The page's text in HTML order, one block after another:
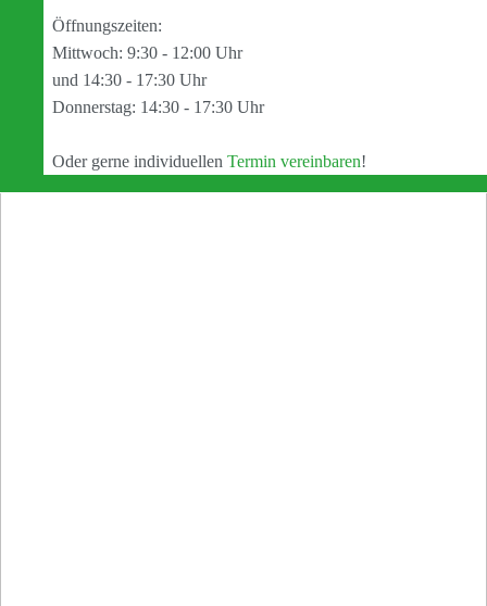
Öffnungszeiten:
Mittwoch: 9:30 - 12:00 Uhr
und 14:30 - 17:30 Uhr
Donnerstag: 14:30 - 17:30 Uhr
Oder gerne individuellen Termin vereinbaren!